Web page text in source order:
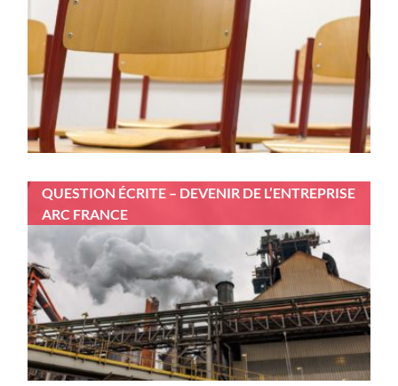
QUESTION ÉCRITE – DEVENIR DE L’ENTREPRISE
ARC FRANCE